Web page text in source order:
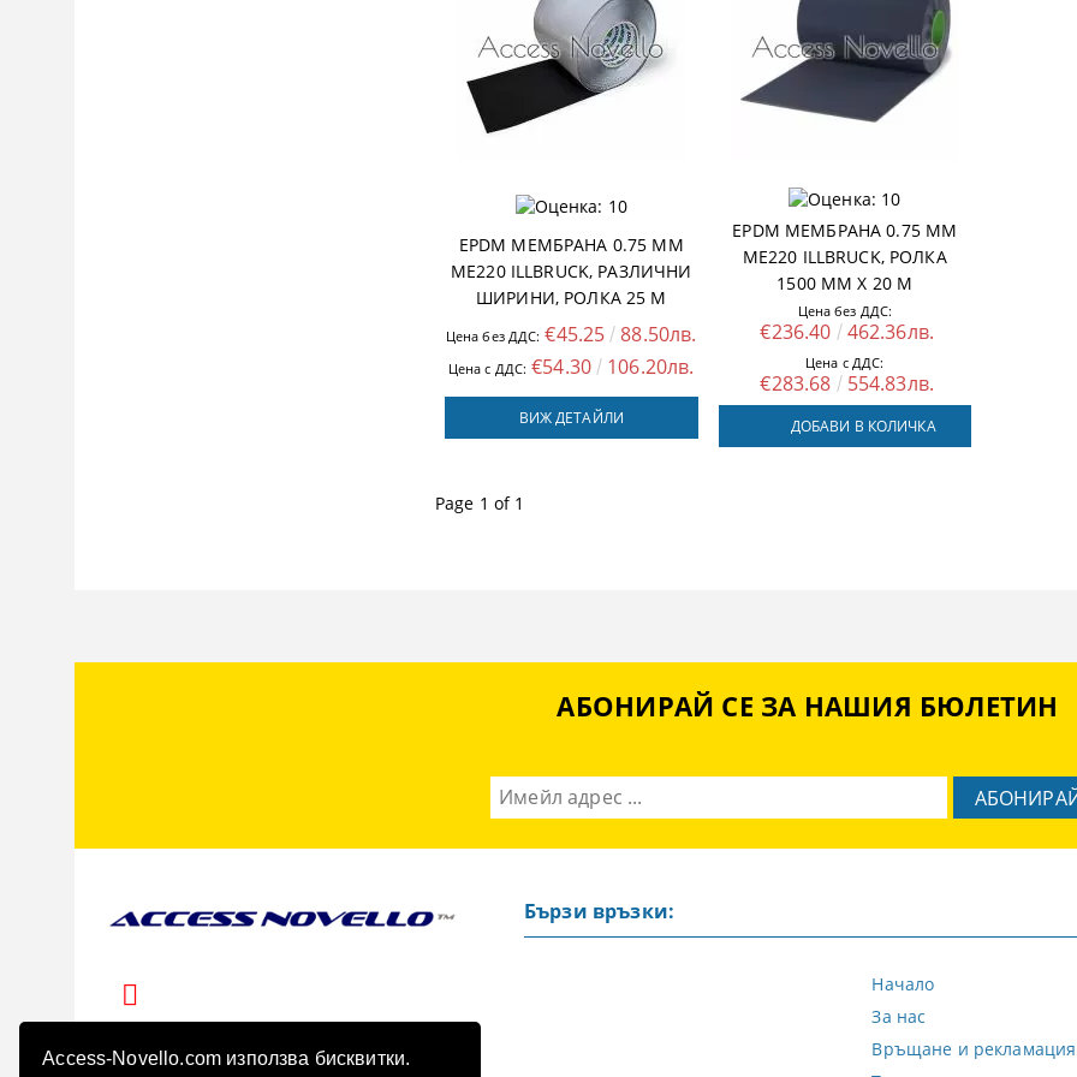
Access-Novello.com използва бисквитки.
EPDM МЕМБРАНА 0.75 MM
ME220 ILLBRUCK, РАЗЛИЧНИ
ШИРИНИ, РОЛКА 25 M
Цена без ДДС: €45.25 88.50лв.
Цена с ДДС: €54.30 106.20лв.
ВИЖ ДЕТАЙЛИ
EPDM МЕМБРАНА 0.75 MM
ME220 ILLBRUCK, РОЛКА
1500 MM X 20 M
Цена без ДДС:
€236.40 462.36лв.
Цена с ДДС:
€283.68 554.83лв.
ДОБАВИ В КОЛИЧКА
Page 1 of 1
АБОНИРАЙ СЕ ЗА НАШИЯ БЮЛЕТИН
Бързи връзки:
Начало
За нас
Връщане и рекламация